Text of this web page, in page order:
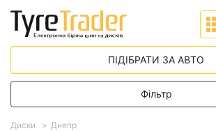
Диски Днепр
ПІДІБРАТИ ЗА АВТО
Фільтр
Діапазон цін